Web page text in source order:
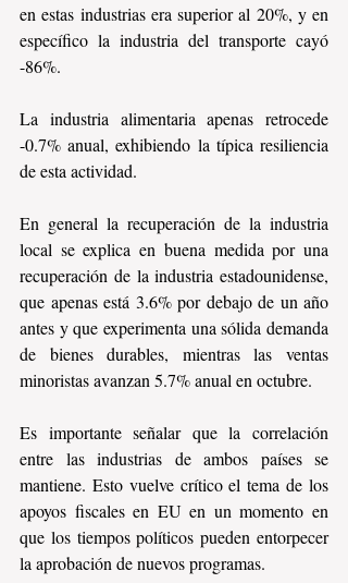
en estas industrias era superior al 20%, y en
específico la industria del transporte cayó
-86%.
La industria alimentaria apenas retrocede
-0.7% anual, exhibiendo la típica resiliencia
de esta actividad.
En general la recuperación de la industria
local se explica en buena medida por una
recuperación de la industria estadounidense,
que apenas está 3.6% por debajo de un año
antes y que experimenta una sólida demanda
de bienes durables, mientras las ventas
minoristas avanzan 5.7% anual en octubre.
Es importante señalar que la correlación
entre las industrias de ambos países se
mantiene. Esto vuelve crítico el tema de los
apoyos fiscales en EU en un momento en
que los tiempos políticos pueden entorpecer
la aprobación de nuevos programas.